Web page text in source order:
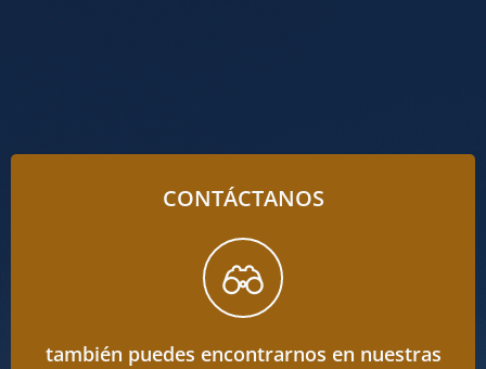
CONTÁCTANOS
también puedes encontrarnos en nuestras